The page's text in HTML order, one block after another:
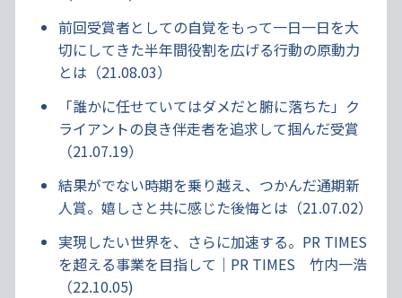
前回受賞者としての自覚をもって一日一日を大
切にしてきた半年間役割を広げる行動の原動力
とは（21.08.03）
「誰かに任せていてはダメだと腑に落ちた」ク
ライアントの良き伴走者を追求して掴んだ受賞
（21.07.19）
結果がでない時期を乗り越え、つかんだ通期新
人賞。嬉しさと共に感じた後悔とは（21.07.02）
実現したい世界を、さらに加速する。PR TIMES
を超える事業を目指して｜PR TIMES 竹内一浩
（22.10.05)